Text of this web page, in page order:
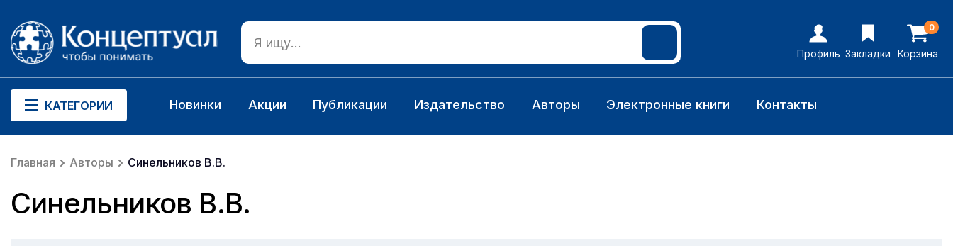
Профиль Закладки
0
Корзина
КАТЕГОРИИ Новинки Акции Публикации Издательство Авторы Электронные книги Контакты
Главная Авторы Синельников В.В.
Синельников В.В.